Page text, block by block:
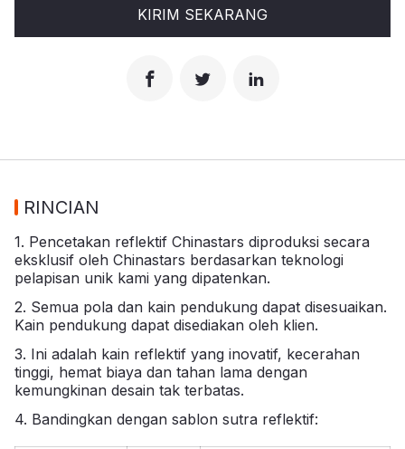
KIRIM SEKARANG
RINCIAN
1. Pencetakan reflektif Chinastars diproduksi secara
eksklusif oleh Chinastars berdasarkan teknologi
pelapisan unik kami yang dipatenkan.
2. Semua pola dan kain pendukung dapat disesuaikan.
Kain pendukung dapat disediakan oleh klien.
3. Ini adalah kain reflektif yang inovatif, kecerahan
tinggi, hemat biaya dan tahan lama dengan
kemungkinan desain tak terbatas.
4. Bandingkan dengan sablon sutra reflektif: